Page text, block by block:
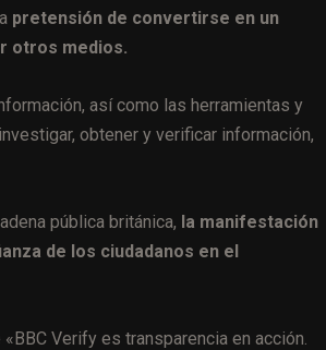
pretensión de convertirse en un
otros medios.
así como las herramientas y
obtener y verificar información,
pública británica, la manifestación
de los ciudadanos en el
Verify es transparencia en acción.